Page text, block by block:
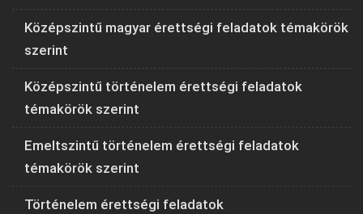
Középszintű magyar érettségi feladatok témakörök
szerint
Középszintű történelem érettségi feladatok
témakörök szerint
Emeltszintű történelem érettségi feladatok
témakörök szerint
Történelem érettségi feladatok